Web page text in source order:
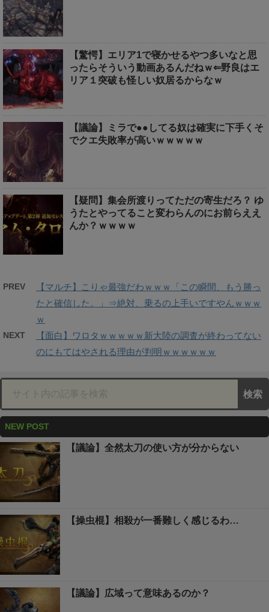
【驚愕】エリア1で寝かせるやつ多いなと思
ったらそういう動画あるんだねｗ⇐野良はエ
リア１突破も怪しい奴居るからなｗ
【議論】ミラで●●してる奴は確実に下手くそ
でクエ失敗率が高いｗｗｗｗｗ
【疑問】集会所渡りってただの寄生だろ？ ゆ
うたとやってること変わらんのにお前らええ
んか？ｗｗｗｗ
PREV
【マルチ】こりゃ最強だわｗｗｗ「この瞬間、もう勝っ
たと確信した。」⇒絶対、乗るの上手いですやんｗｗｗ
ｗ
NEXT
【面白】ワロタｗｗｗｗｗ新大陸の調査が終わってない
のにもてはやされる理由が判明ｗｗｗｗｗｗ
NEW POST
【議論】全然太刀の使い方が分からない
【操虫棍】相殺が一番難しく感じるわ…
【議論】広域って意味あるのか？